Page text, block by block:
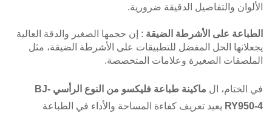
الألوان والتفاصيل الدقيقة ضرورية.
الطباعة على الأشرطة الضيقة : إن حجمها الصغير والدقة العالية
يجعلانها الحل المفضل للتطبيقات على الأشرطة الضيقة، مثل
الملصقات الصغيرة وعلامات المتخصصة.
في الختام، ال
ماكينة طباعة فليكسو من النوع الرأسي BJ-
RY950-4 يعيد تعريف كفاءة المساحة والأداء في الطباعة